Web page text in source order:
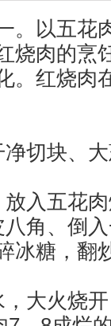
以五花
烧肉的烹
。红烧肉
块、大
入五花肉
、倒入
冰糖，翻
大火烧开